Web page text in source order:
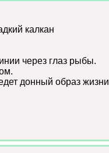
калкан
через глаз рыбы.
донный образ жизни